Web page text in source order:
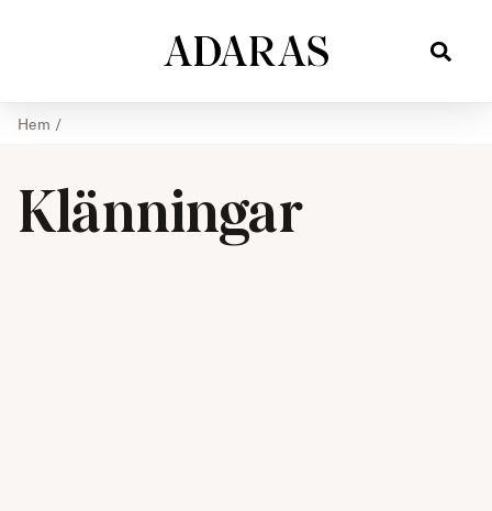
Hem /
Klänningar